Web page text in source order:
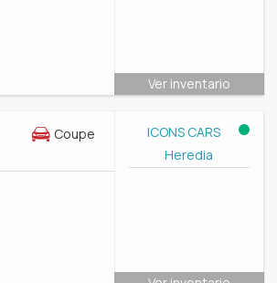
Ver inventario
Coupe
ICONS CARS
Heredia